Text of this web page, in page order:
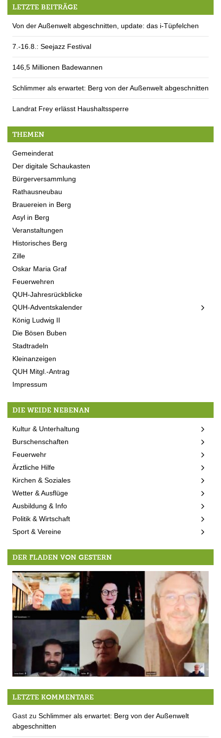
LETZTE BEITRÄGE
Von der Außenwelt abgeschnitten, update: das i-Tüpfelchen
7.-16.8.: Seejazz Festival
146,5 Millionen Badewannen
Schlimmer als erwartet: Berg von der Außenwelt abgeschnitten
Landrat Frey erlässt Haushaltssperre
THEMEN
Gemeinderat
Der digitale Schaukasten
Bürgerversammlung
Rathausneubau
Brauereien in Berg
Asyl in Berg
Veranstaltungen
Historisches Berg
Zille
Oskar Maria Graf
Feuerwehren
QUH-Jahresrückblicke
QUH-Adventskalender
König Ludwig II
Die Bösen Buben
Stadtradeln
Kleinanzeigen
QUH Mitgl.-Antrag
Impressum
DIE WEIDE NEBENAN
Kultur & Unterhaltung
Burschenschaften
Feuerwehr
Ärztliche Hilfe
Kirchen & Soziales
Wetter & Ausflüge
Ausbildung & Info
Politik & Wirtschaft
Sport & Vereine
DER FLADEN VON GESTERN
Mittwoch QUH-Jahreshauptversammlung
LETZTE KOMMENTARE
Gast zu Schlimmer als erwartet: Berg von der Außenwelt
abgeschnitten